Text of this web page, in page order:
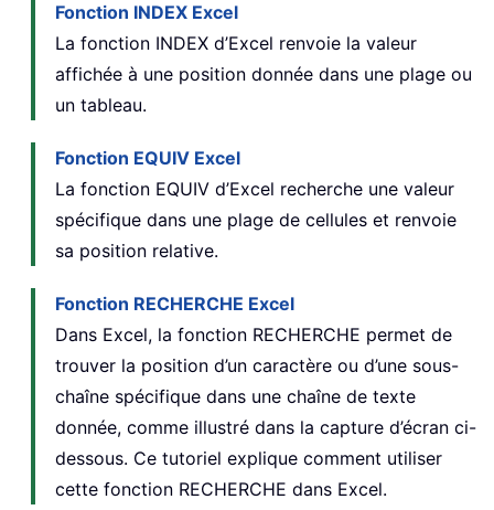
Fonction INDEX Excel
La fonction INDEX d’Excel renvoie la valeur
affichée à une position donnée dans une plage ou
un tableau.
Fonction EQUIV Excel
La fonction EQUIV d’Excel recherche une valeur
spécifique dans une plage de cellules et renvoie
sa position relative.
Fonction RECHERCHE Excel
Dans Excel, la fonction RECHERCHE permet de
trouver la position d’un caractère ou d’une sous-
chaîne spécifique dans une chaîne de texte
donnée, comme illustré dans la capture d’écran ci-
dessous. Ce tutoriel explique comment utiliser
cette fonction RECHERCHE dans Excel.